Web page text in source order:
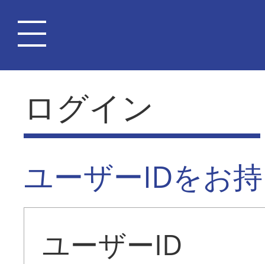
ログイン
ユーザーIDをお
ユーザーID